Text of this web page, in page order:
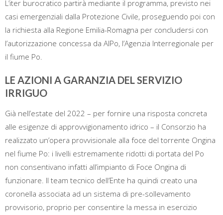
L’iter burocratico partirà mediante il programma, previsto nei
casi emergenziali dalla Protezione Civile, proseguendo poi con
la richiesta alla Regione Emilia-Romagna per concludersi con
l’autorizzazione concessa da AIPo, l’Agenzia Interregionale per
il fiume Po.
LE AZIONI A GARANZIA DEL SERVIZIO
IRRIGUO
Già nell’estate del 2022 – per fornire una risposta concreta
alle esigenze di approvvigionamento idrico – il Consorzio ha
realizzato un’opera provvisionale alla foce del torrente Ongina
nel fiume Po: i livelli estremamente ridotti di portata del Po
non consentivano infatti all’impianto di Foce Ongina di
funzionare. Il team tecnico dell’Ente ha quindi creato una
coronella associata ad un sistema di pre-sollevamento
provvisorio, proprio per consentire la messa in esercizio